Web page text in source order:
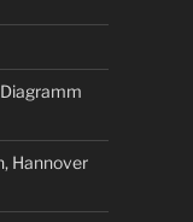
Hannover